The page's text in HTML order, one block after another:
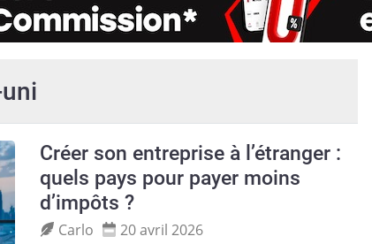
Créer son entreprise à l’étranger :
quels pays pour payer moins
d’impôts ?
Carlo
20 avril 2026